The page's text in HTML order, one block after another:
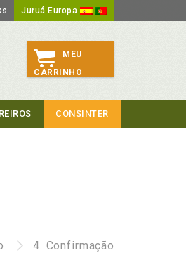
Juruá Europa
MEU
CARRINHO
CONSINTER
4. Confirmação